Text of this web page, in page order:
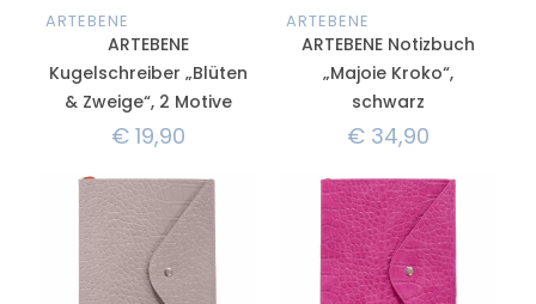
ARTEBENE
ARTEBENE
Kugelschreiber „Blüten
& Zweige“, 2 Motive
€19,90
ARTEBENE
ARTEBENE Notizbuch
„Majoie Kroko“,
schwarz
€ 34,90